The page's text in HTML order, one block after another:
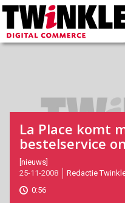
Twinkle
Digital
Commerce
Hoofdmenu
La Place komt
bestelservice
2008-
11-
25T00:00:00
2017-
[nieuws]
25-11-2008
Redactie
0:56